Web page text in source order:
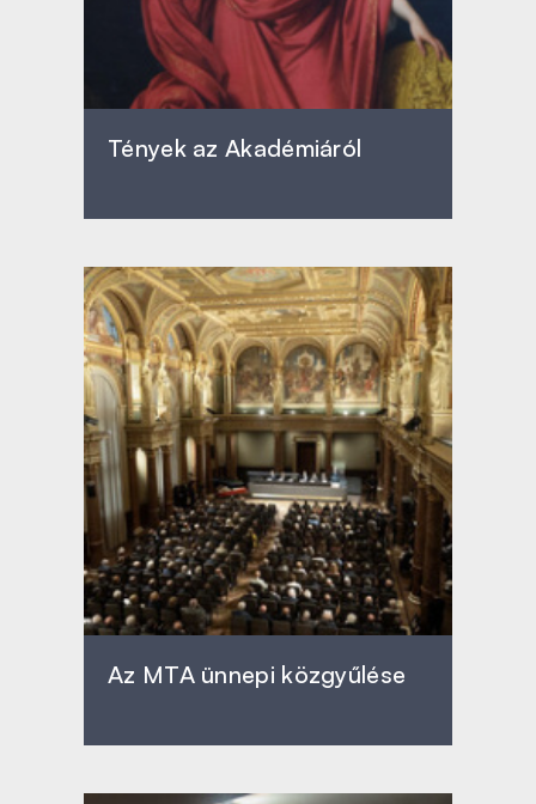
Tények az Akadémiáról
Az MTA ünnepi közgyűlése